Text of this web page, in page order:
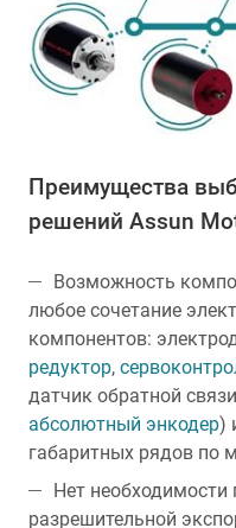
Преимущества
решений Assun
Возможность
любое сочетание
компонентов:
редуктор,
датчик обратной
абсолютный энкодер)
габаритных рядов по
Нет необходимости
разрешительной